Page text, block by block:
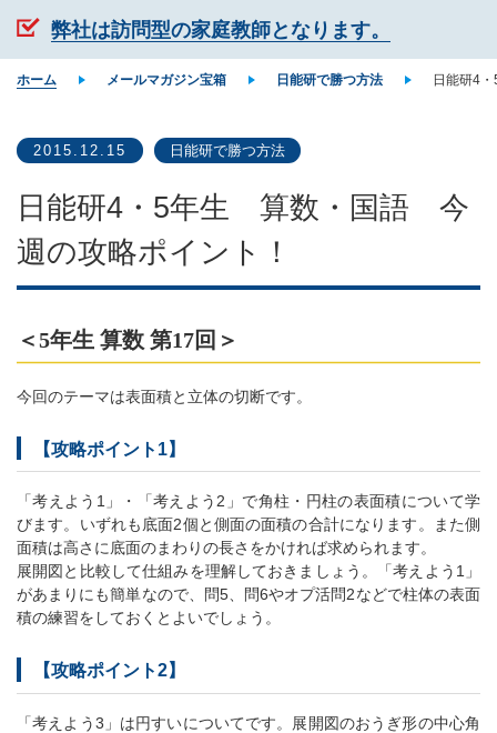
弊社は訪問型の家庭教師となります。
ホーム メールマガジン宝箱 日能研で勝つ方法 日能研4
2015.12.15 日能研で勝つ方法
日能研4・5年生 算数・国語 今
週の攻略ポイント！
＜5年生 算数 第17回＞
今回のテーマは表面積と立体の切断です。
【攻略ポイント1】
「考えよう1」・「考えよう2」で角柱・円柱の表面積について学
びます。いずれも底面2個と側面の面積の合計になります。また側
面積は高さに底面のまわりの長さをかければ求められます。
展開図と比較して仕組みを理解しておきましょう。「考えよう1」
があまりにも簡単なので、問5、問6やオプ活問2などで柱体の表面
積の練習をしておくとよいでしょう。
【攻略ポイント2】
「考えよう3」は円すいについてです。展開図のおうぎ形の中心角